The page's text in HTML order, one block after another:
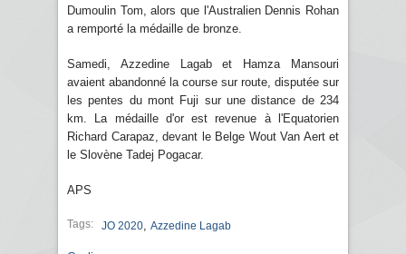
Dumoulin Tom, alors que l'Australien Dennis Rohan
a remporté la médaille de bronze.
Samedi, Azzedine Lagab et Hamza Mansouri
avaient abandonné la course sur route, disputée sur
les pentes du mont Fuji sur une distance de 234
km. La médaille d'or est revenue à l'Equatorien
Richard Carapaz, devant le Belge Wout Van Aert et
le Slovène Tadej Pogacar.
APS
Tags: JO 2020 Azzedine Lagab